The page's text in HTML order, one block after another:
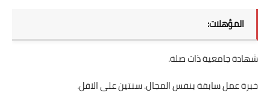
المؤهلات:
شهادة جامعية ذات صلة.
خبرة عمل سابقة بنفس المجال. سنتين على الاقل.